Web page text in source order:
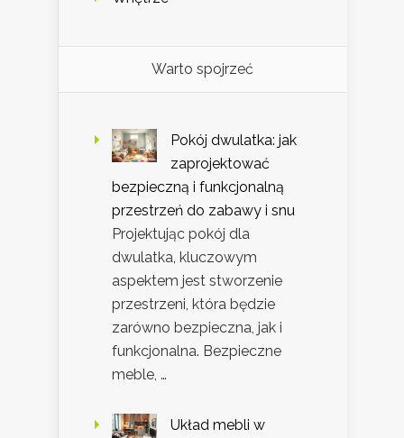
Warto spojrzeć
Pokój dwulatka: jak
zaprojektować
bezpieczną i funkcjonalną
przestrzeń do zabawy i snu
Projektując pokój dla
dwulatka, kluczowym
aspektem jest stworzenie
przestrzeni, która będzie
zarówno bezpieczna, jak i
funkcjonalna. Bezpieczne
meble, …
Układ mebli w